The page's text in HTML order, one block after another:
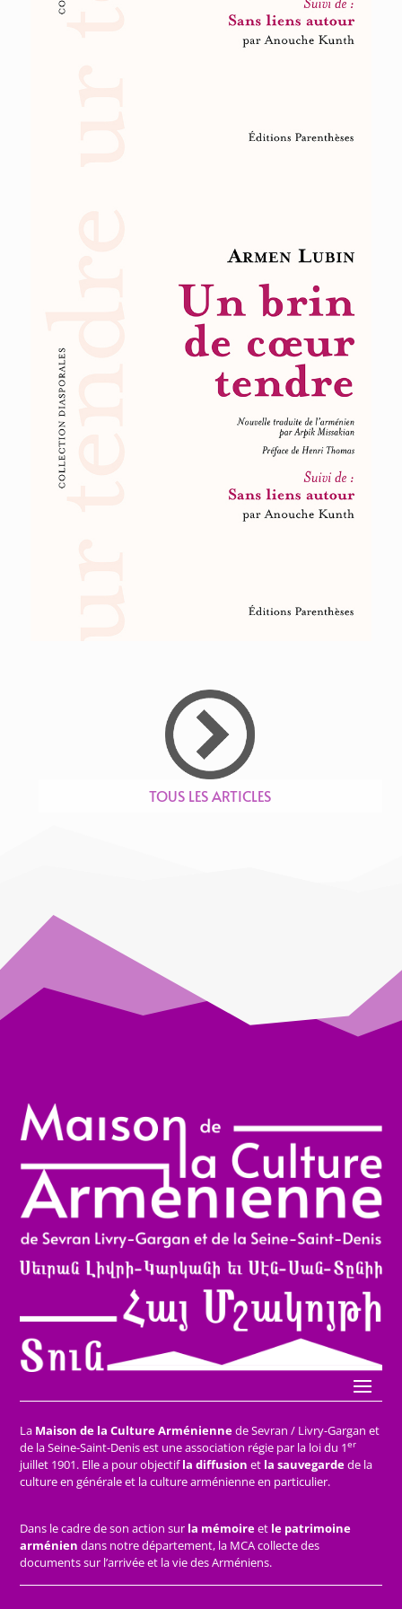
TOUS LES ARTICLES
La Maison de la Culture Arméniennede Sevran / Livry-Gargan et
de la Seine-Saint-Denis est une association régie par la loi du 1er
juillet 1901. Elle a pour objectifla diffusion et la sauvegardede la
culture en générale et la culture arménienne en particulier.
Dans le cadre de son action sur la mémoireet le patrimoine
arménien dans notre département, la MCA collecte des
documents sur l’arrivée et la vie des Arméniens.